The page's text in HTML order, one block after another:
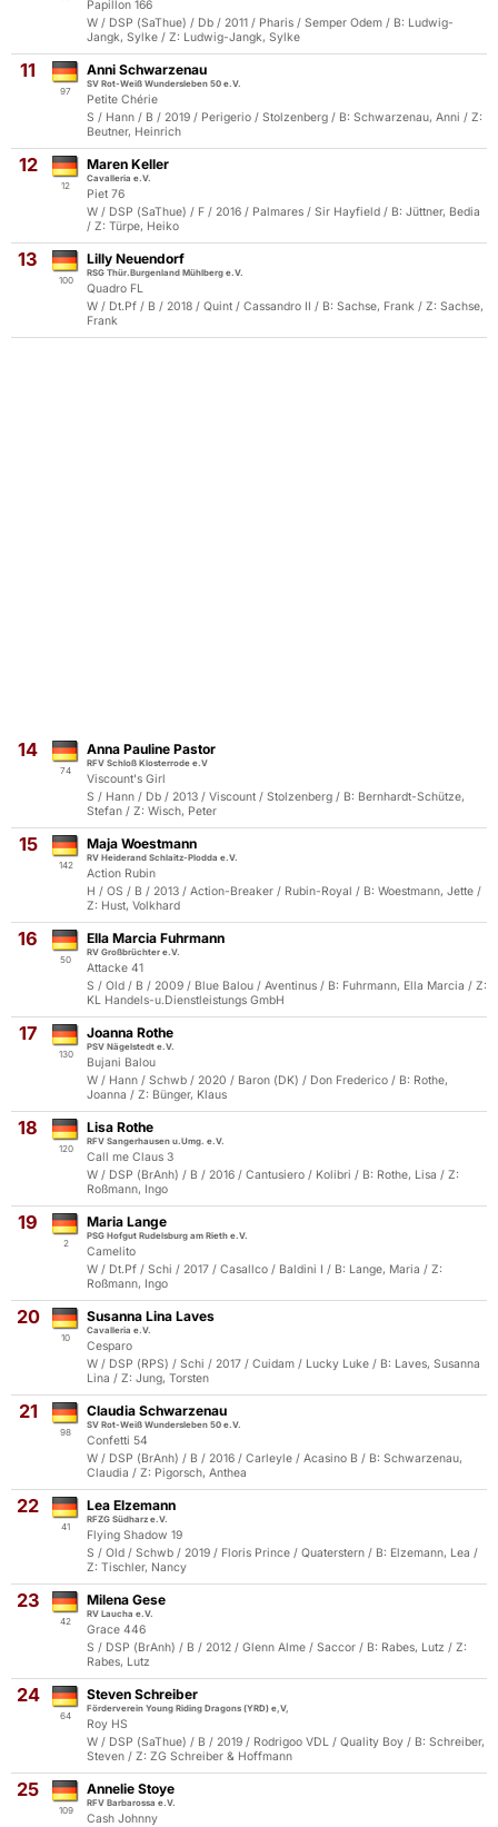
Papillon 166
W / DSP (SaThue) / Db / 2011 / Pharis / Semper Odem / B: Ludwig-
Jangk, Sylke / Z: Ludwig-Jangk, Sylke
11
97
Anni Schwarzenau
SV Rot-Weiß Wundersleben 50 e.V.
Petite Chérie
S / Hann / B / 2019 / Perigerio / Stolzenberg / B: Schwarzenau, Anni / Z:
Beutner, Heinrich
12
12
Maren Keller
Cavalleria e.V.
Piet 76
W / DSP (SaThue) / F / 2016 / Palmares / Sir Hayfield / B: Jüttner, Bedia
/ Z: Türpe, Heiko
13
100
Lilly Neuendorf
RSG Thür.Burgenland Mühlberg e.V.
Quadro FL
W / Dt.Pf / B / 2018 / Quint / Cassandro II / B: Sachse, Frank / Z: Sachse,
Frank
14
74
Anna Pauline Pastor
RFV Schloß Klosterrode e.V
Viscount's Girl
S / Hann / Db / 2013 / Viscount / Stolzenberg / B: Bernhardt-Schütze,
Stefan / Z: Wisch, Peter
15
142
Maja Woestmann
RV Heiderand Schlaitz-Plodda e.V.
Action Rubin
H / OS / B / 2013 / Action-Breaker / Rubin-Royal / B: Woestmann, Jette /
Z: Hust, Volkhard
16
50
Ella Marcia Fuhrmann
RV Großbrüchter e.V.
Attacke 41
S / Old / B / 2009 / Blue Balou / Aventinus / B: Fuhrmann, Ella Marcia / Z:
KL Handels-u.Dienstleistungs GmbH
17
130
Joanna Rothe
PSV Nägelstedt e.V.
Bujani Balou
W / Hann / Schwb / 2020 / Baron (DK) / Don Frederico / B: Rothe,
Joanna / Z: Bünger, Klaus
18
120
Lisa Rothe
RFV Sangerhausen u.Umg. e.V.
Call me Claus 3
W / DSP (BrAnh) / B / 2016 / Cantusiero / Kolibri / B: Rothe, Lisa / Z:
Roßmann, Ingo
19
2
Maria Lange
PSG Hofgut Rudelsburg am Rieth e.V.
Camelito
W / Dt.Pf / Schi / 2017 / Casallco / Baldini I / B: Lange, Maria / Z:
Roßmann, Ingo
20
10
Susanna Lina Laves
Cavalleria e.V.
Cesparo
W / DSP (RPS) / Schi / 2017 / Cuidam / Lucky Luke / B: Laves, Susanna
Lina / Z: Jung, Torsten
21
98
Claudia Schwarzenau
SV Rot-Weiß Wundersleben 50 e.V.
Confetti 54
W / DSP (BrAnh) / B / 2016 / Carleyle / Acasino B / B: Schwarzenau,
Claudia / Z: Pigorsch, Anthea
22
41
Lea Elzemann
RFZG Südharz e.V.
Flying Shadow 19
S / Old / Schwb / 2019 / Floris Prince / Quaterstern / B: Elzemann, Lea /
Z: Tischler, Nancy
23
42
Milena Gese
RV Laucha e.V.
Grace 446
S / DSP (BrAnh) / B / 2012 / Glenn Alme / Saccor / B: Rabes, Lutz / Z:
Rabes, Lutz
24
64
Steven Schreiber
Förderverein Young Riding Dragons (YRD) e,V,
Roy HS
W / DSP (SaThue) / B / 2019 / Rodrigoo VDL / Quality Boy / B: Schreiber,
Steven / Z: ZG Schreiber & Hoffmann
25
109
Annelie Stoye
RFV Barbarossa e.V.
Cash Johnny